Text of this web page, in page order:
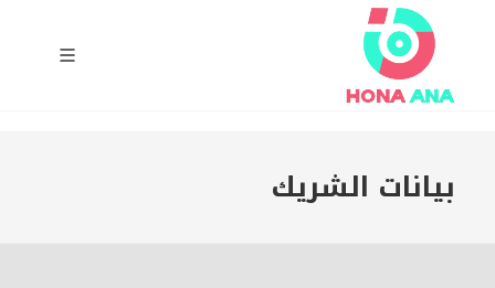
بيانات الشريك